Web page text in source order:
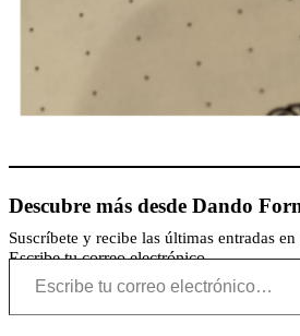
Descubre más desde Dando
Suscríbete y recibe las últimas entradas
Escribe tu correo electrónico…